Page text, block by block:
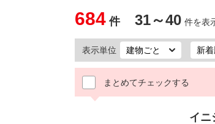
684 件 31～40 件を表
表示単位
まとめてチェックする
イニ